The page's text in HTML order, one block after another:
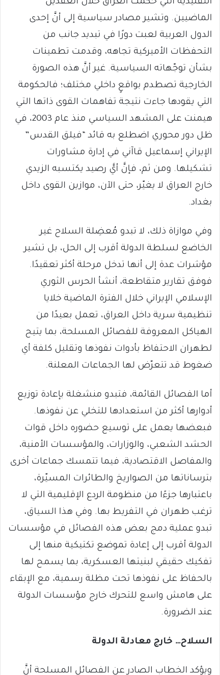
التقليدية التي حكمت العراق خلال العقدين
الماضيين. وتشير مصادر سياسية إلى أنَّ إحدى
الدول العربية لعبت دورًا في تبديد جانب من
التحفظات الأميركية تجاهه، وقدمت تطمينات
بشأن توجّهاته السياسية. غير أنَّ هذه الصورة
الخارجية تصطدم بواقعٍ داخلي مختلف؛ فالحكومة
التي يقودها جاءت نتيجة تفاهمات القوى ذاتها التي
هيمنت على المشهد السياسي منذ عام 2003، في
ظل دور محوري اضطلع به قائد “فيلق القدس”
الإيراني إسماعيل قاآني في إدارة مشاورات
تشكيلها. ومن ثم، فإنَّ أيَّ رصيد يكتسبه الزيدي
خارج العراق لا يغيّر، حتى الآن، موازين القوى داخل
بغداد.
وفي موازاة ذلك، لا تبدو مُعضِلة السلاح غير
الخاضع لسلطة الدولة أقرب إلى الحل، بل تشير
مؤشرات عدة إلى أنها تدخل مرحلة أكثر تعقيدًا.
فوفق تقارير متقاطعة، أنشأ الحرس الثوري
الإسلامي الإيراني خلال الفترة الماضية خلايا
تنظيمية سرية داخل العراق، تعمل بعيدًا من
الهياكل المعروفة للفصائل المسلحة، بما يتيح
لطهران الاحتفاظ بأدوات نفوذها وتقليل كلفة أي
ضغوط قد تتعرّض لها الجماعات المعلنة.
أما الفصائل القائمة، فتبدو منشغلة بإعادة توزيع
أدوارها أكثر من استعدادها للتخلي عن نفوذها.
فبعضها يعمل على توسيع حضوره داخل قوات
الحشد الشعبي، والوزارات، والمؤسسات الأمنية،
والمفاصل الاقتصادية، فيما تتمسك جماعات أخرى
بترساناتها من الصواريخ والطائرات المسيّرة،
باعتبارها جزءًا من منظومة الردع الإقليمية التي لا
ترغب طهران في التفريط بها. وفي هذا السياق،
تبدو عملية دمج بعض هذه الفصائل في مؤسسات
الدولة أقرب إلى إعادة تموضع تكتيكية منها إلى
تفكيك حقيقي لبنيتها العسكرية، بما يسمح لها
بالحفاظ على نفوذها تحت مظلة رسمية، مع الإبقاء
على هامش واسع للتحرك خارج مؤسسات الدولة
عند الضرورة.
السلاح… خارج معادلة الدولة
ويؤكد الخطاب الصادر عن الفصائل المسلحة أنَّ